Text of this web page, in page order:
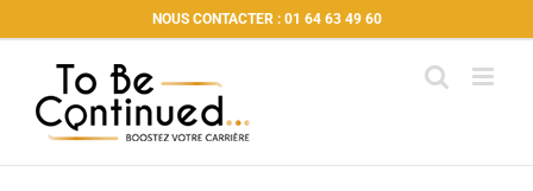
au
contenu
NOUS CONTACTER : 01 64 63 49 60